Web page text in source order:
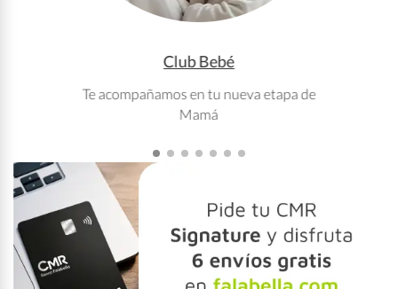
Club Bebé
Te acompañamos en tu nueva etapa de
Mamá